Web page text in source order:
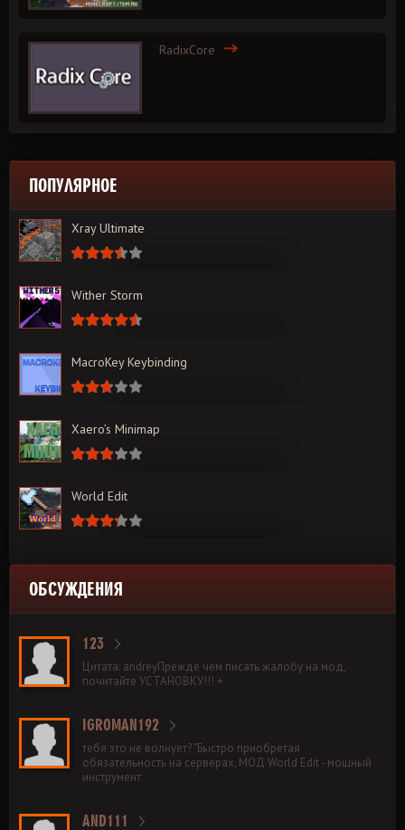
RadixCore
ПОПУЛЯРНОЕ
Xray Ultimate
Wither Storm
MacroKey Keybinding
Xaero’s Minimap
World Edit
ОБСУЖДЕНИЯ
123
Цитата: andreyПрежде чем писать жалобу на мод,
почитайте УСТАНОВКУ!!! +
IGROMAN192
тебя это не волнует? "Быстро приобретая
обязательность на серверах, МОД World Edit - мощный
инструмент
AND111